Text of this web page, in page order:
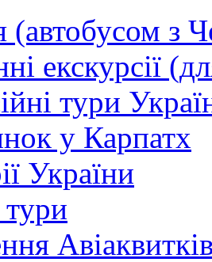
(автобусом з
екскурсії
тури
у Карпатх
України